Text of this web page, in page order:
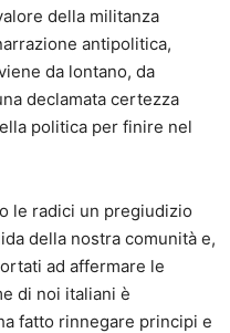
della militanza
antipolitica,
da lontano, da
declamata certezza
politica per finire nel
le radici un pregiudizio
della nostra comunità e,
ad affermare le
di noi italiani è
fatto rinnegare principi e